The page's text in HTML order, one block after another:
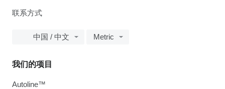
联系方式
中国 / 中文 Metric
我们的项目
Autoline™